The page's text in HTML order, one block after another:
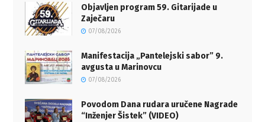
Objavljen program 59. Gitarijade u
Zaječaru
07/08/2026
Manifestacija „Pantelejski sabor” 9.
avgusta u Marinovcu
07/08/2026
Povodom Dana rudara uručene Nagrade
“Inženjer Šistek” (VIDEO)